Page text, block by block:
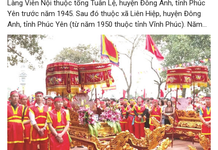
Làng Viên Nội thuộc tổng Tuân Lệ, huyện Đông Anh, tỉnh Phúc
Yên trước năm 1945. Sau đó thuộc xã Liên Hiệp, huyện Đông
Anh, tỉnh Phúc Yên (từ năm 1950 thuộc tỉnh Vĩnh Phúc). Năm
1961, làng được sáp nhập vào Hà Nội. Năm 1965, Viên Nội
thuộc xã Vân Nội; từ ngày 1/7/2025 thuộc xã Phúc Thịnh, Hà
Nội. Viên Nội thờ hai vị thần là Đống Băng và Uông Tá (thời
Hùng Vương thứ 18) cùng Diệu La công chúa, nữ tướng thời Hai
Bà Trưng.